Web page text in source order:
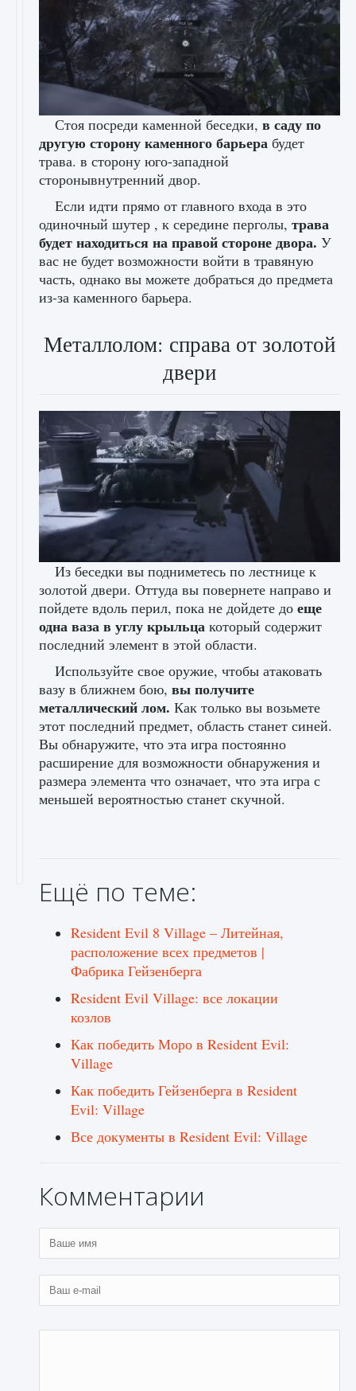
Стоя посреди каменной беседки, в саду по
другую сторону каменного барьера будет
трава. в сторону юго-западной
сторонывнутренний двор.
Если идти прямо от главного входа в это
одиночный шутер , к середине перголы, трава
будет находиться на правой стороне двора. У
вас не будет возможности войти в травяную
часть, однако вы можете добраться до предмета
из-за каменного барьера.
Металлолом: справа от золотой
двери
Из беседки вы подниметесь по лестнице к
золотой двери. Оттуда вы повернете направо и
пойдете вдоль перил, пока не дойдете до еще
одна ваза в углу крыльца который содержит
последний элемент в этой области.
Используйте свое оружие, чтобы атаковать
вазу в ближнем бою, вы получите
металлический лом. Как только вы возьмете
этот последний предмет, область станет синей.
Вы обнаружите, что эта игра постоянно
расширение для возможности обнаружения и
размера элемента что означает, что эта игра с
меньшей вероятностью станет скучной.
Ещё по теме:
Resident Evil 8 Village – Литейная,
расположение всех предметов |
Фабрика Гейзенберга
Resident Evil Village: все локации
козлов
Как победить Моро в Resident Evil:
Village
Как победить Гейзенберга в Resident
Evil: Village
Все документы в Resident Evil: Village
Комментарии